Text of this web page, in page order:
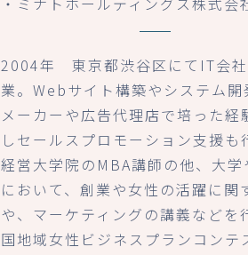
2004年 東京都渋谷区にてIT会社
業。Webサイト構築やシステム開
メーカーや広告代理店で培った経
しセールスプロモーション支援も
経営大学院のMBA講師の他、大学
において、創業や女性の活躍に関
や、マーケティングの講義などを
国地域女性ビジネスプランコンテ